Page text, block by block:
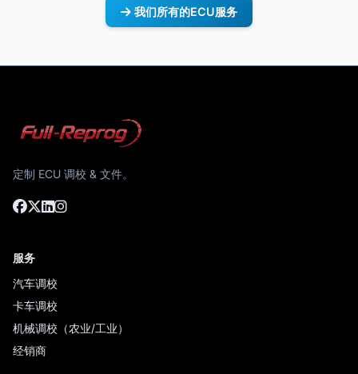
我们所有的ECU服务
定制 ECU 调校 & 文件。
服务
汽车调校
卡车调校
机械调校（农业/工业）
经销商